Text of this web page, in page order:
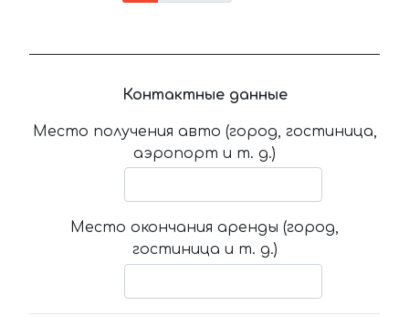
Контактные данные
Место получения авто (город, гостиница,
аэропорт и т. д.)
Место окончания аренды (город,
гостиница и т. д.)